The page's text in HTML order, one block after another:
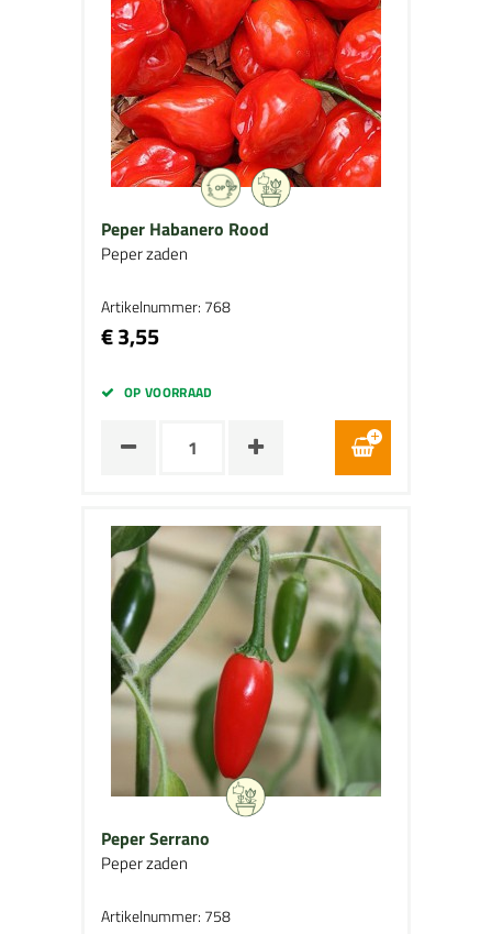
Peper Habanero Rood
Peper zaden
Artikelnummer: 768
€ 3,55
OP VOORRAAD
Peper Serrano
Peper zaden
Artikelnummer: 758